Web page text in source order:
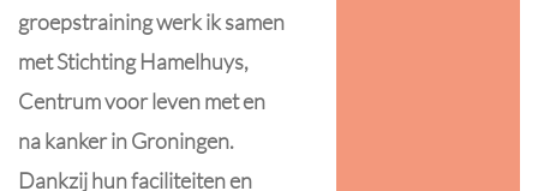
groepstraining werk ik samen
met Stichting Hamelhuys,
Centrum voor leven met en
na kanker in Groningen.
Dankzij hun faciliteiten en